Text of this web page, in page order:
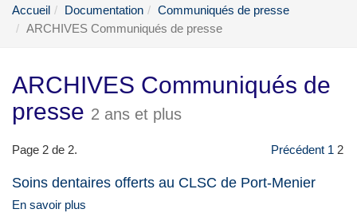
Accueil Documentation
Communiqués de presse
ARCHIVES Communiqués de presse
ARCHIVES Communiqués de
presse 2 ans et plus
Page 2 de 2. Précédent 1 2
Soins dentaires offerts au CLSC de Port-Menier
En savoir plus